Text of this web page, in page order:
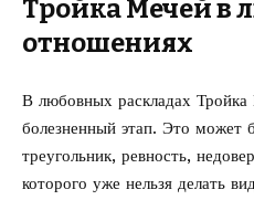
Тройка Мечей в
отношениях
В любовных раскладах Тройка
болезненный этап. Это может
треугольник, ревность,
которого уже нельзя делать